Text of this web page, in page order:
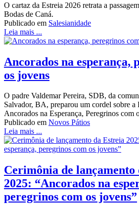
O cartaz da Estreia 2026 retrata a
Bodas de Caná.
Publicado em Salesianidade
Leia mais ...
Ancorados na esperança,
os jovens
O padre Valdemar Pereira, SDB, da
Salvador, BA, preparou um cordel sobre a
Ancorados na Esperança, Peregrinos com
Publicado em Novos Pátios
Leia mais ...
Cerimônia de lançamento
2025: “Ancorados na
peregrinos com os jovens”